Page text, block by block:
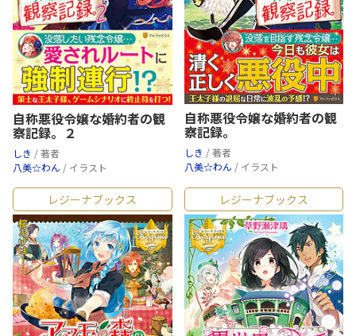
自称悪役令嬢な婚約者の観
察記録。２
しき / 著者
八美☆わん / イラスト
自称悪役令嬢な婚約者の観
察記録。
しき / 著者
八美☆わん / イラスト
レジーナブックス レジーナブックス